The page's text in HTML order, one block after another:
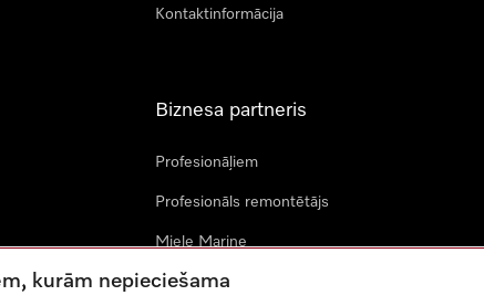
Kontaktinformācija
Biznesa partneris
Profesionāļiem
Profesionāls remontētājs
Miele Marine
Arhitekti & izstrādātāji
kurām nepieciešama